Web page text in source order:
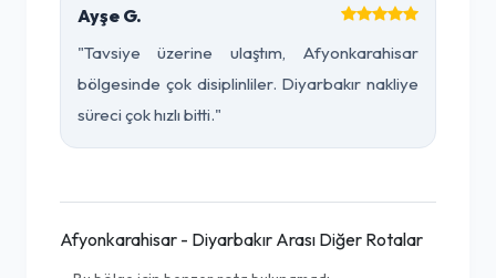
Ayşe G.
"Tavsiye üzerine ulaştım, Afyonkarahisar
bölgesinde çok disiplinliler. Diyarbakır nakliye
süreci çok hızlı bitti."
Afyonkarahisar - Diyarbakır Arası Diğer Rotalar